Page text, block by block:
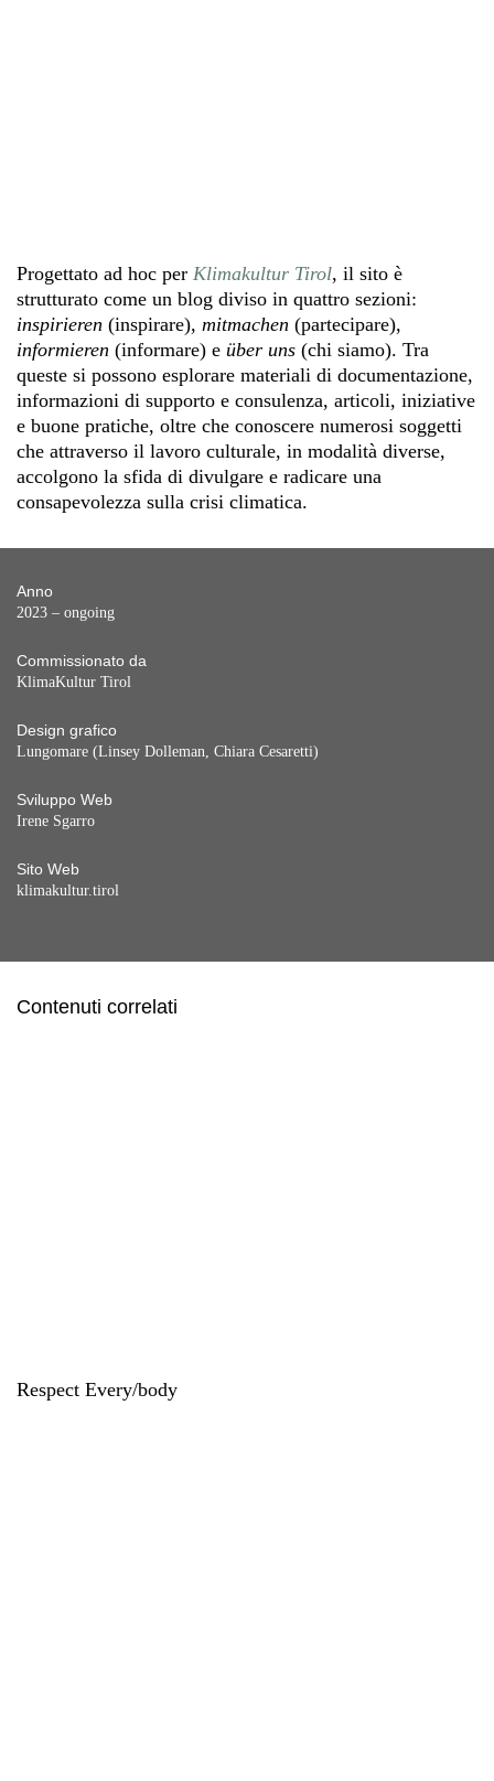
Progettato ad hoc per Klimakultur Tirol, il sito è
strutturato come un blog diviso in quattro sezioni:
inspirieren (inspirare), mitmachen (partecipare),
informieren (informare) e über uns (chi siamo). Tra
queste si possono esplorare materiali di documentazione,
informazioni di supporto e consulenza, articoli, iniziative
e buone pratiche, oltre che conoscere numerosi soggetti
che attraverso il lavoro culturale, in modalità diverse,
accolgono la sfida di divulgare e radicare una
consapevolezza sulla crisi climatica.
Anno
2023 – ongoing
Commissionato da
KlimaKultur Tirol
Design grafico
Lungomare (Linsey Dolleman, Chiara Cesaretti)
Sviluppo Web
Irene Sgarro
Sito Web
klimakultur.tirol
Contenuti correlati
Respect Every/body